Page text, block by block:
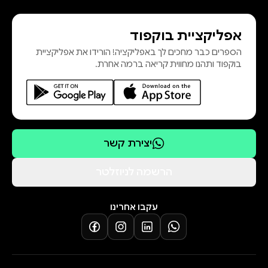
אפליקציית בוקפוד
הספרים כבר מחכים לך באפליקציה! הורידו את אפליקציית
בוקפוד ותהנו מחווית קריאה ברמה אחרת.
יצירת קשר
עקבו אחרינו